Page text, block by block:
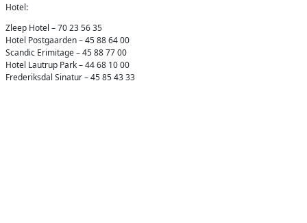
Hotel:
Zleep Hotel – 70 23 56 35
Hotel Postgaarden – 45 88 64 00
Scandic Erimitage – 45 88 77 00
Hotel Lautrup Park – 44 68 10 00
Frederiksdal Sinatur – 45 85 43 33